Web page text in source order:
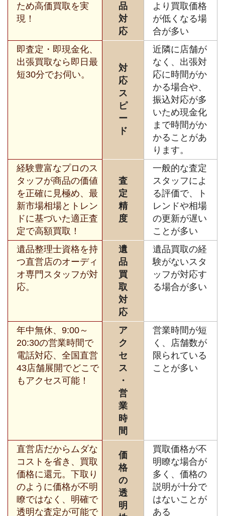
ため高価買取を実
現！
品
対
応
より買取価格
が低くなる場
合が多い
即査定・即現金化、
出張買取なら即日最
短30分でお伺い。
対
応
ス
ピ
ー
ド
近隣に店舗が
なく、出張対
応に時間がか
かる場合や、
振込対応が多
いため現金化
まで時間がか
かることがあ
ります。
経験豊富なプロのス
タッフが商品の価値
を正確に見極め、最
新市場相場とトレン
ドに基づいた適正査
定で高額買取！
査
定
精
度
一般的な査定
スタッフによ
る評価で、ト
レンドや相場
の更新が遅い
ことが多い
遺品整理士資格を持
つ直営店のオーディ
オ専門スタッフが対
応。
遺
品
買
取
対
応
遺品買取の経
験がないスタ
ッフが対応す
る場合が多い
年中無休、9:00～
20:30の営業時間で
電話対応、全国直営
43店舗展開でどこで
もアクセス可能！
ア
ク
セ
ス
・
営
業
時
間
営業時間が短
く、店舗数が
限られている
ことが多い
直営店だからムダな
コストを省き、買取
価格に還元。下取り
のように価格が不明
瞭ではなく、明確で
透明な査定が可能で
価
格
の
透
明
買取価格が不
明瞭な場合が
多く、価格の
説明が十分で
はないことが
ある